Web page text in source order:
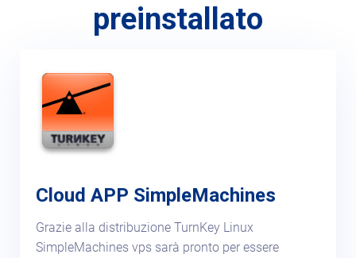
preinstallato
Cloud APP SimpleMachines
Grazie alla distribuzione TurnKey Linux
SimpleMachines vps sarà pronto per essere